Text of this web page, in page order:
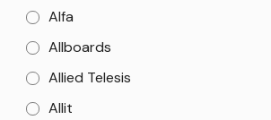
Alfa
Allboards
Allied Telesis
Allit